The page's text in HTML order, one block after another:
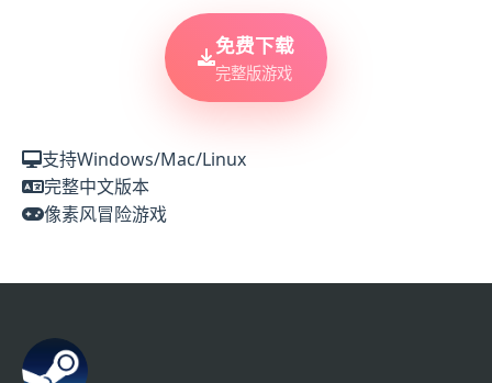
免费下载
完整版游戏
支持Windows/Mac/Linux
完整中文版本
像素风冒险游戏